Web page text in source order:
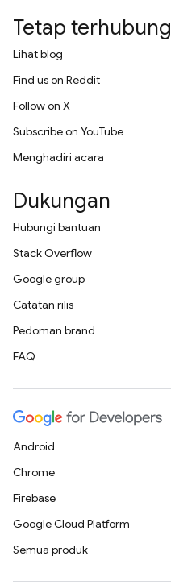
Tetap terhubung
Lihat blog
Find us on Reddit
Follow on X
Subscribe on YouTube
Menghadiri acara
Dukungan
Hubungi bantuan
Stack Overflow
Google group
Catatan rilis
Pedoman brand
FAQ
Android
Chrome
Firebase
Google Cloud Platform
Semua produk